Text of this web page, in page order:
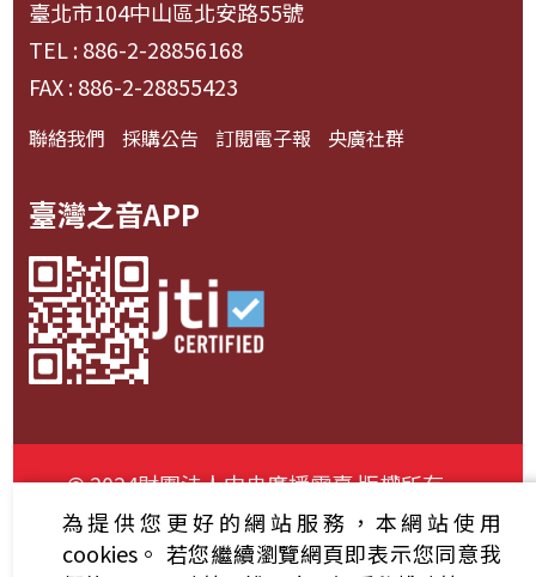
臺北市104中山區北安路55號
TEL : 886-2-28856168
FAX : 886-2-28855423
聯絡我們 採購公告 訂閱電子報 央廣社群
臺灣之音APP
© 2024財團法人中央廣播電臺 版權所有
資通安全政策聲明
服務條款 隱私權條款
為提供您更好的網站服務，本網站使用
cookies。 若您繼續瀏覽網頁即表示您同意我